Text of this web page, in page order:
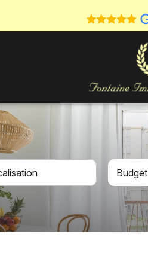
Budget